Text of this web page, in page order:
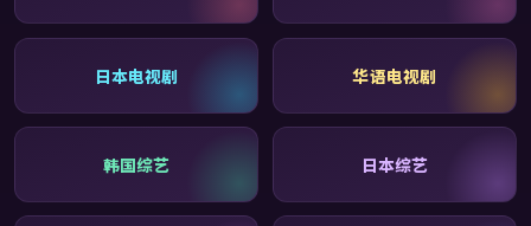
日本电视剧 华语电视剧
韩国综艺 日本综艺